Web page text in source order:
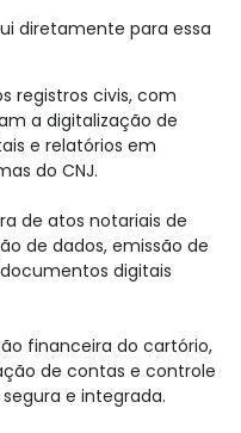
diretamente para essa
registros civis, com
a digitalização de
e relatórios em
do CNJ.
de atos notariais de
de dados, emissão de
digitais
financeira do cartório,
de contas e controle
e integrada.